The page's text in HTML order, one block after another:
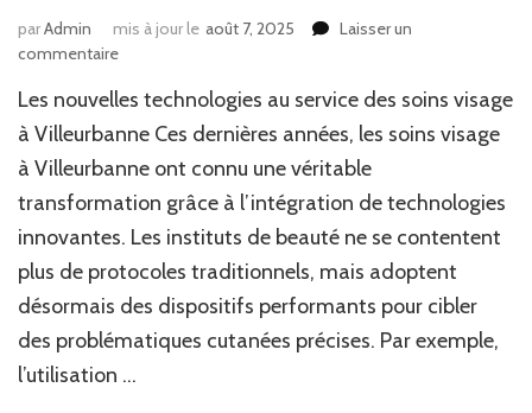
parAdmin mis à jour le août 7, 2025
Laisser un
commentairesur
innovations
récentes
les
soins
visage
Villeurbanne
en
?
Les nouvelles technologies au service des soins visage
à Villeurbanne Ces dernières années, les soins visage
à Villeurbanne ont connu une véritable
transformation grâce à l’intégration de technologies
innovantes. Les instituts de beauté ne se contentent
plus de protocoles traditionnels, mais adoptent
désormais des dispositifs performants pour cibler
des problématiques cutanées précises. Par exemple,
l’utilisation …